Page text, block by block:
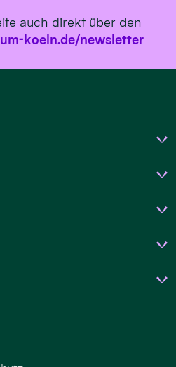
auch direkt über den
koeln.de/newsletter